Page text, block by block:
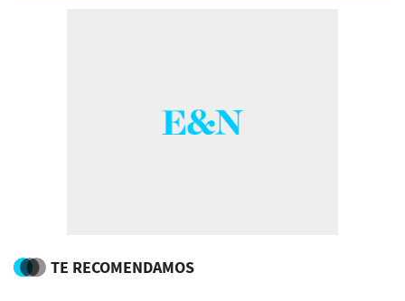
TE RECOMENDAMOS